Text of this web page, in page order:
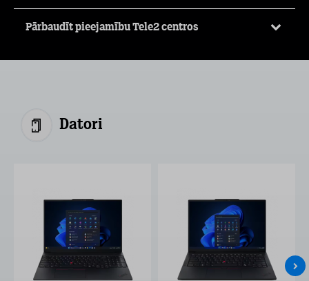
Pārbaudīt pieejamību Tele2 centros
Datori